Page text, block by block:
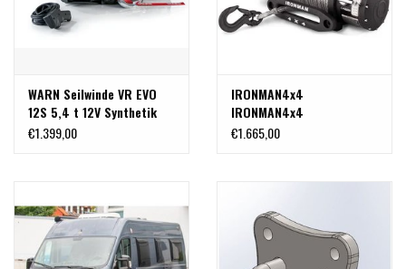
WARN Seilwinde VR EVO
12S 5,4 t 12V Synthetik
Seil 27.4M / 9.5MM
€1.399,00
IRONMAN4x4
IRONMAN4x4
Monsterwinch 4,3 T
€1.665,00